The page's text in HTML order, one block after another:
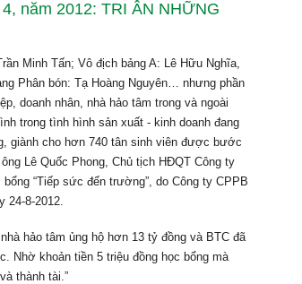
năm 2012: TRI ÂN NHỮNG
Minh Tấn; Vô địch bảng A: Lê Hữu Nghĩa,
Phân bón: Tạ Hoàng Nguyên… nhưng phần
doanh nhân, nhà hảo tâm trong và ngoài
trong tình hình sản xuất - kinh doanh đang
giành cho hơn 740 tân sinh viên được bước
Lê Quốc Phong, Chủ tịch HĐQT Công ty
“Tiếp sức đến trường”, do Công ty CPPB
24-8-2012.
hảo tâm ủng hộ hơn 13 tỷ đồng và BTC đã
Nhờ khoản tiền 5 triệu đồng học bổng mà
thành tài.”